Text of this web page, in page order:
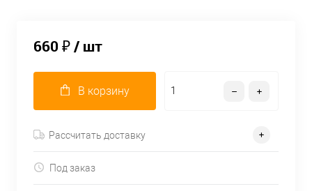
660 ₽/ шт
В корзину
Рассчитать доставку
Под заказ